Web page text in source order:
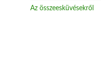
Az összeesküvésekről